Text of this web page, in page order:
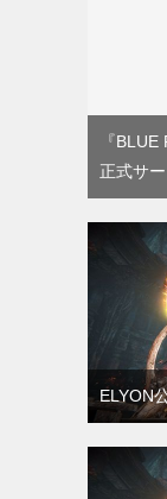
『
正式サ
ELYON